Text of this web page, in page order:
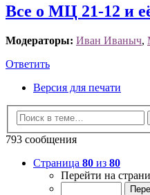
Все о МЦ 21-12 и
Модераторы: Иван Иваныч,
Ответить
Ответить
Версия для печати
793 сообщения
Страница 80 из 80
Перейти на